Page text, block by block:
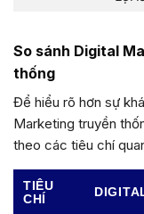
So sánh Digital
thống
Để hiểu rõ hơn sự
Marketing truyền
theo các tiêu chí
TIÊU
CHÍ